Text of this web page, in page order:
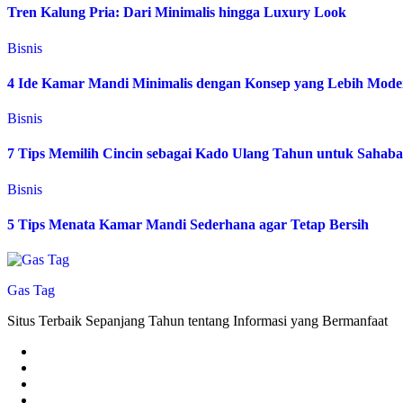
Tren Kalung Pria: Dari Minimalis hingga Luxury Look
Bisnis
4 Ide Kamar Mandi Minimalis dengan Konsep yang Lebih
Bisnis
7 Tips Memilih Cincin sebagai Kado Ulang Tahun untuk
Bisnis
5 Tips Menata Kamar Mandi Sederhana agar Tetap Bersih
Gas Tag
Situs Terbaik Sepanjang Tahun tentang Informasi yang Bermanfaat